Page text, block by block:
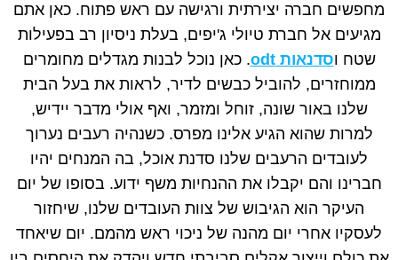
מחפשים חברה יצירתית ורגישה עם ראש פתוח. כאן אתם
מגיעים אל חברת טיולי ג'יפים, בעלת ניסיון רב בפעילות
שטח וסדנאות odt
. כאן נוכל לבנות מגדלים מחומרים
ממוחזרים, להוביל כבשים לדיר, לראות את בעל הבית
שלנו באור שונה, זוחל ומזמר, ואף אולי מדבר יידיש,
למרות שהוא הגיע אלינו מפרס. כשנהיה רעבים נערוך
לעובדים הרעבים שלנו סדנת אוכל, בה המנחים יהיו
חברינו והם יקבלו את ההנחיות משף ידוע. בסופו של יום
העיקר הוא הגיבוש של צוות העובדים שלנו, שיחזור
לעסקיו אחרי יום מהנה של ניכוי ראש מהמם. יום שיאחד